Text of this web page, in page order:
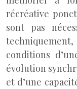
récréative
sont pas
conditions
évolution
et d’une